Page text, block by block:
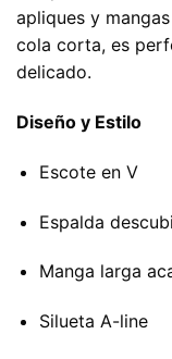
apliques y
cola corta, es
delicado.
Diseño y Estilo
Escote en V
Espalda
Manga larga
Silueta A-line